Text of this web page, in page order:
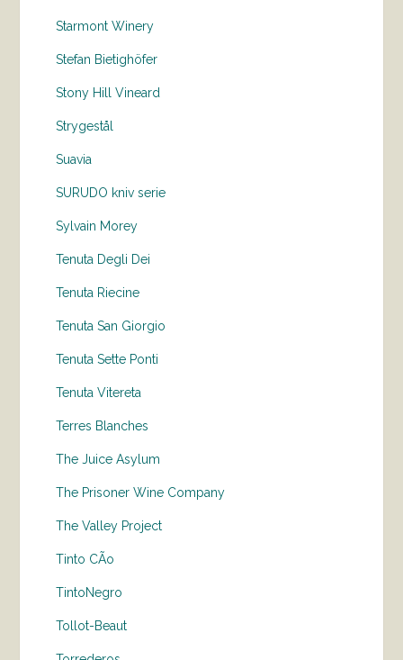
Starmont Winery
Stefan Bietighöfer
Stony Hill Vineard
Strygestål
Suavia
SURUDO kniv serie
Sylvain Morey
Tenuta Degli Dei
Tenuta Riecine
Tenuta San Giorgio
Tenuta Sette Ponti
Tenuta Vitereta
Terres Blanches
The Juice Asylum
The Prisoner Wine Company
The Valley Project
Tinto CÃo
TintoNegro
Tollot-Beaut